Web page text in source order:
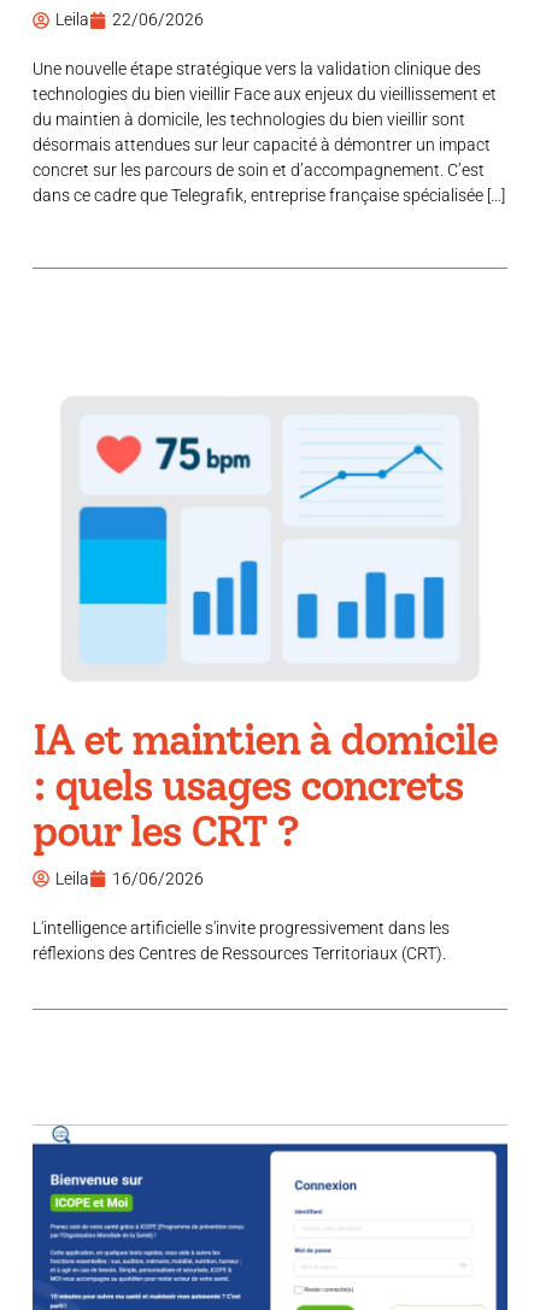
Leila 22/06/2026
Une nouvelle étape stratégique vers la validation clinique des
technologies du bien vieillir Face aux enjeux du vieillissement et
du maintien à domicile, les technologies du bien vieillir sont
désormais attendues sur leur capacité à démontrer un impact
concret sur les parcours de soin et d’accompagnement. C’est
dans ce cadre que Telegrafik, entreprise française spécialisée […]
IA et maintien à domicile
: quels usages concrets
pour les CRT ?
Leila 16/06/2026
L'intelligence artificielle s'invite progressivement dans les
réflexions des Centres de Ressources Territoriaux (CRT).